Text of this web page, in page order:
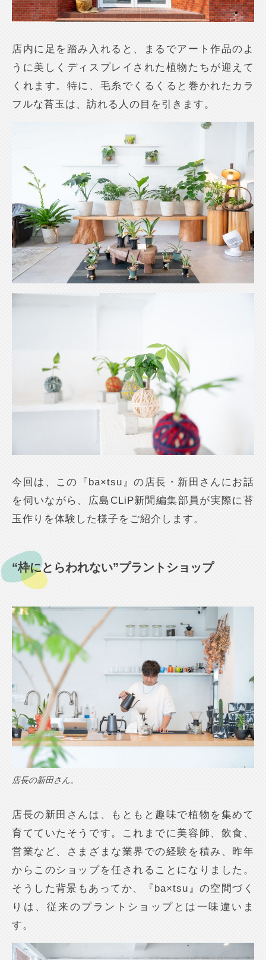
店内に足を踏み入れると、まるでアート作品のよ
うに美しくディスプレイされた植物たちが迎えて
くれます。特に、毛糸でくるくると巻かれたカラ
フルな苔玉は、訪れる人の目を引きます。
今回は、この『ba×tsu』の店長・新田さんにお話
を伺いながら、広島CLiP新聞編集部員が実際に苔
玉作りを体験した様子をご紹介します。
“枠にとらわれない”プラントショップ
店長の新田さん。
店長の新田さんは、もともと趣味で植物を集めて
育てていたそうです。これまでに美容師、飲食、
営業など、さまざまな業界での経験を積み、昨年
からこのショップを任されることになりました。
そうした背景もあってか、『ba×tsu』の空間づく
りは、従来のプラントショップとは一味違いま
す。